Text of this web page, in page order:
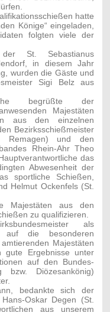
hatte
Könige“ eingeladen,
folgten viele der
St. Sebastianus
in diesem Jahr
wurden die Gäste und
Sigi Belz aus
begrüßte der
Majestäten
aus den einzelnen
Bezirksschießmeister
Remagen) und den
Rhein-Ahr Theo
das
Abwesenheit der
sportliche Schießen,
Helmut Ockenfels (St.
Majestäten aus den
zu qualifizieren.
als
auf die besonderen
Majestäten
gute Ergebnisse unter
auf den Bundes-
bzw. Diözesankönig)
bedankte sich der
Oskar Degen (St.
aus unserem